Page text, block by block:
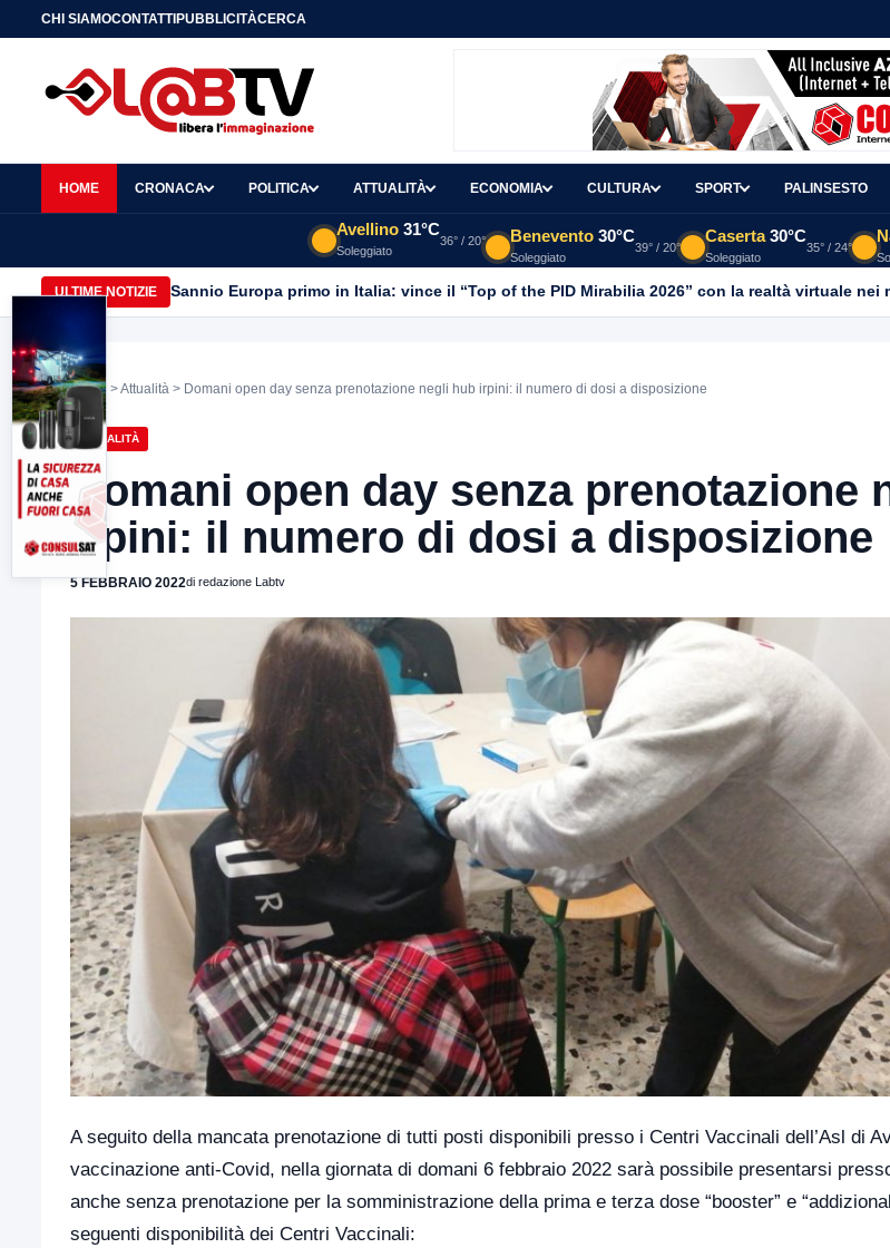
CHI SIAMOCONTATTIPUBBLICITÀCERCA
HOME CRONACA POLITICA ATTUALITÀ ECONOMIA CULTURA SPORT PALINSESTO
Avellino 31°C
Soleggiato
36° / 20° Benevento 30°C
Soleggiato
39° / 20°
Caserta 30°C
Soleggiato
35° / 24°
ULTIME NOTIZIE Sannio Europa primo in Italia: vince il “Top of the PID Mirabilia 2026” con la realtà virtuale nei
Home >Attualità > Domani open day senza prenotazione negli hub irpini: il numero di dosi a disposizione
ATTUALITÀ
Domani open day senza prenotazione
irpini: il numero di dosi a disposizione
5 FEBBRAIO 2022di redazione Labtv
A seguito della mancata prenotazione di tutti posti disponibili presso i Centri Vaccinali dell’Asl di
vaccinazione anti-Covid, nella giornata di domani 6 febbraio 2022 sarà possibile presentarsi
anche senza prenotazione per la somministrazione della prima e terza dose “booster” e
seguenti disponibilità dei Centri Vaccinali: